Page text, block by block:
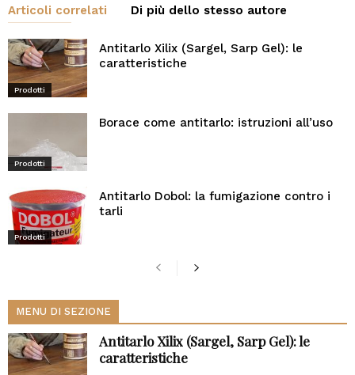
Articoli correlati Di più dello stesso autore
Prodotti
Antitarlo Xilix (Sargel, Sarp Gel): le
caratteristiche
Prodotti
Borace come antitarlo: istruzioni all’uso
Prodotti
Antitarlo Dobol: la fumigazione contro i
tarli
MENU DI SEZIONE
Antitarlo Xilix (Sargel, Sarp Gel): le
caratteristiche